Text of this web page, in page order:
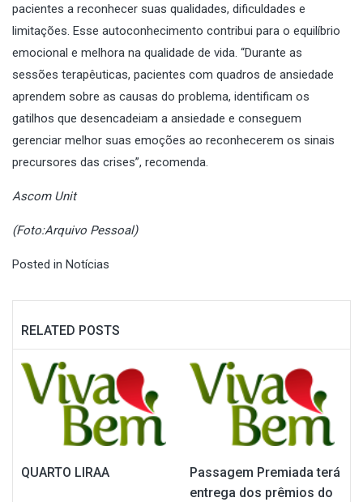
pacientes a reconhecer suas qualidades, dificuldades e
limitações. Esse autoconhecimento contribui para o equilíbrio
emocional e melhora na qualidade de vida. “Durante as
sessões terapêuticas, pacientes com quadros de ansiedade
aprendem sobre as causas do problema, identificam os
gatilhos que desencadeiam a ansiedade e conseguem
gerenciar melhor suas emoções ao reconhecerem os sinais
precursores das crises”, recomenda.
Ascom Unit
(Foto:Arquivo Pessoal)
Posted in Notícias
RELATED POSTS
QUARTO LIRAA
Passagem Premiada terá
entrega dos prêmios do